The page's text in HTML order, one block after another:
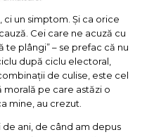
un simptom. Și ca orice
Cei care ne acuză cu
te plângi” – se prefac că nu
după ciclu electoral,
de culise, este cel
pe care astăzi o
mine, au crezut.
ani, de când am depus